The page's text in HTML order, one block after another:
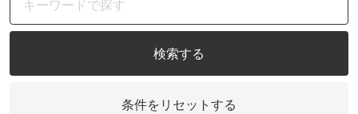
検索する
条件をリセットする